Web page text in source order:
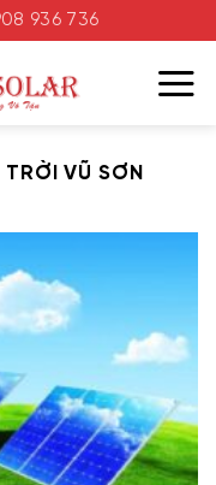
936 736
VŨ SƠN